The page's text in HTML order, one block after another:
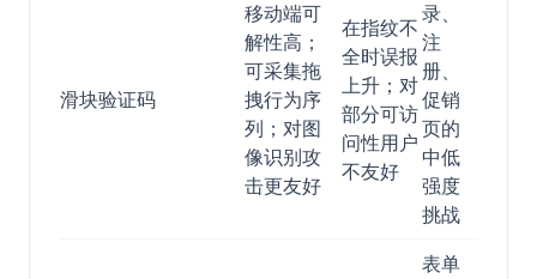
滑块验证码
移动端可
解性高；
可采集拖
拽行为序
列；对图
像识别攻
击更友好
在指纹不
全时误报
上升；对
部分可访
问性用户
不友好
录、
注
册、
促销
页的
中低
强度
挑战
表单